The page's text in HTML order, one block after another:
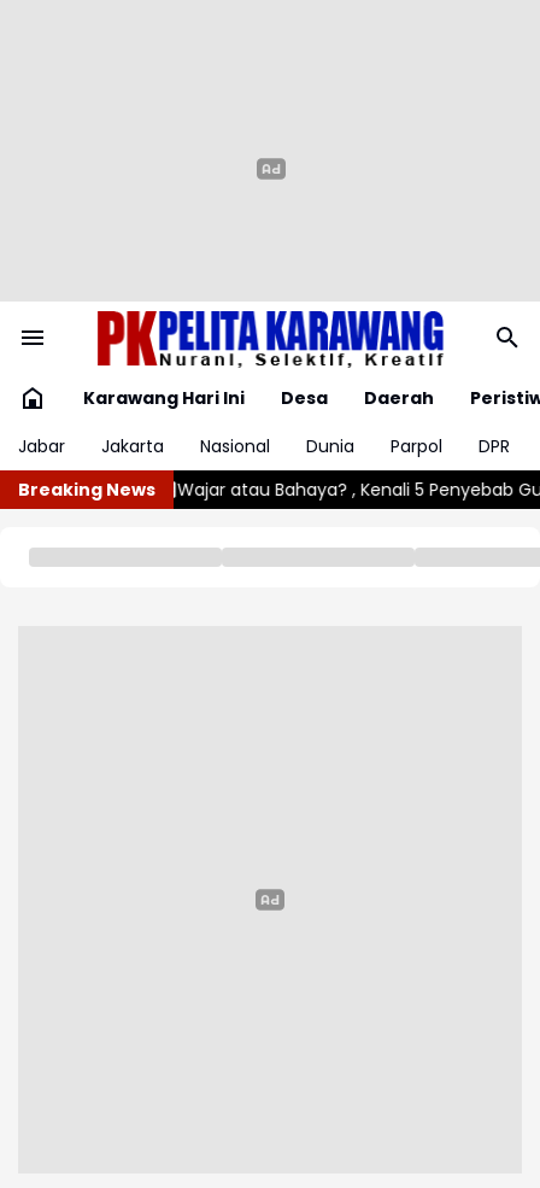
Karawang Hari Ini Desa Daerah
Jabar
Jakarta Nasional Dunia Parpol
DPR
Breaking News
5 Penyebab Gumoh pada Bayi Angin Kencang Rusak